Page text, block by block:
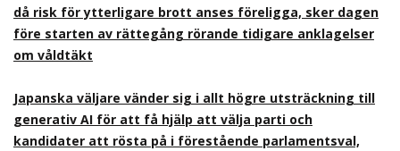
då risk för ytterligare brott anses föreligga, sker dagen
före starten av rättegång rörande tidigare anklagelser
om våldtäkt
Japanska väljare vänder sig i allt högre utsträckning till
generativ AI för att få hjälp att välja parti och
kandidater att rösta på i förestående parlamentsval,